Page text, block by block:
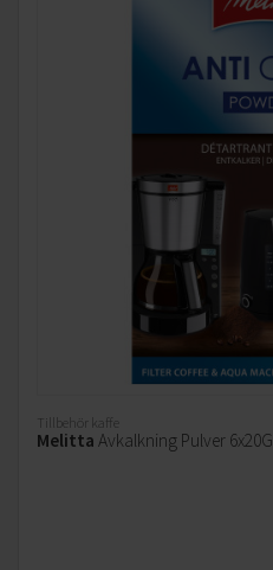
Tillbehör kaffe
Melitta Avkalkning Pulver 6x20G